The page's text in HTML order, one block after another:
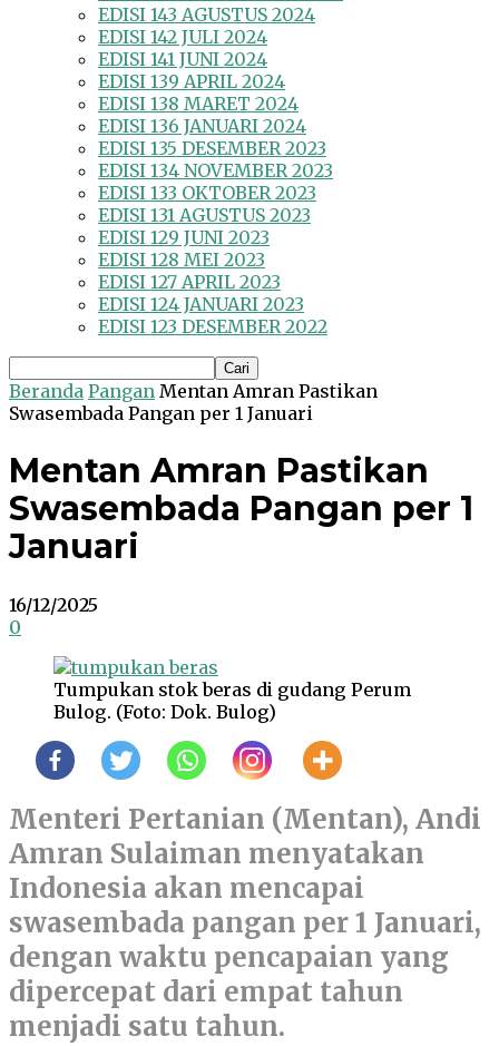
EDISI 143 AGUSTUS 2024
EDISI 142 JULI 2024
EDISI 141 JUNI 2024
EDISI 139 APRIL 2024
EDISI 138 MARET 2024
EDISI 136 JANUARI 2024
EDISI 135 DESEMBER 2023
EDISI 134 NOVEMBER 2023
EDISI 133 OKTOBER 2023
EDISI 131 AGUSTUS 2023
EDISI 129 JUNI 2023
EDISI 128 MEI 2023
EDISI 127 APRIL 2023
EDISI 124 JANUARI 2023
EDISI 123 DESEMBER 2022
Beranda Pangan Mentan Amran Pastikan
Swasembada Pangan per 1 Januari
Mentan Amran Pastikan
Swasembada Pangan per 1
Januari
16/12/2025
0
Tumpukan stok beras di gudang Perum
Bulog. (Foto: Dok. Bulog)
Menteri Pertanian (Mentan), Andi
Amran Sulaiman menyatakan
Indonesia akan mencapai
swasembada pangan per 1 Januari,
dengan waktu pencapaian yang
dipercepat dari empat tahun
menjadi satu tahun.